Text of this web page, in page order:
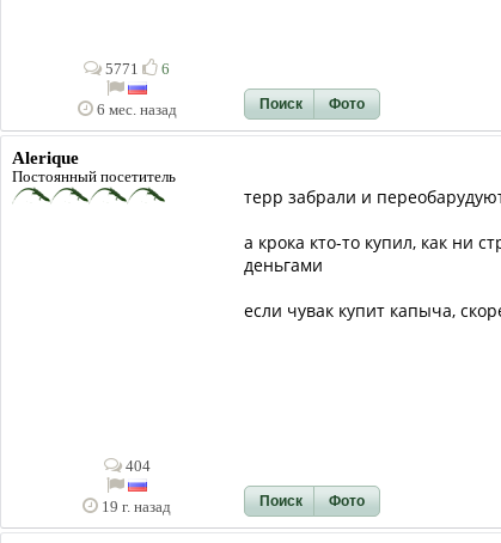
5771 6
6 мес. назад Поиск Фото
Alerique
Постоянный посетитель
404
19 г. назад
терр забрали и
а крока кто-то купил, как ни
деньгами
если чувак купит капыча,
Поиск Фото